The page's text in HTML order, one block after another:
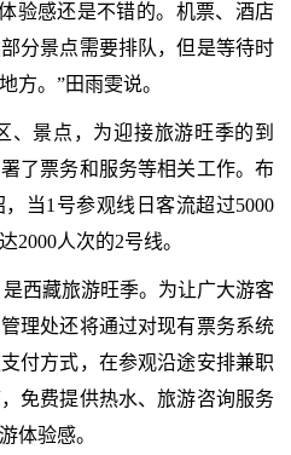
验感还是不错的。机票、酒店
分景点需要排队，但是等待时
方。”田雨雯说。
、景点，为迎接旅游旺季的到
了票务和服务等相关工作。布
当1号参观线日客流超过5000
2000人次的2号线。
西藏旅游旺季。为让广大游客
理处还将通过对现有票务系统
付方式，在参观沿途安排兼职
免费提供热水、旅游咨询服务
体验感。